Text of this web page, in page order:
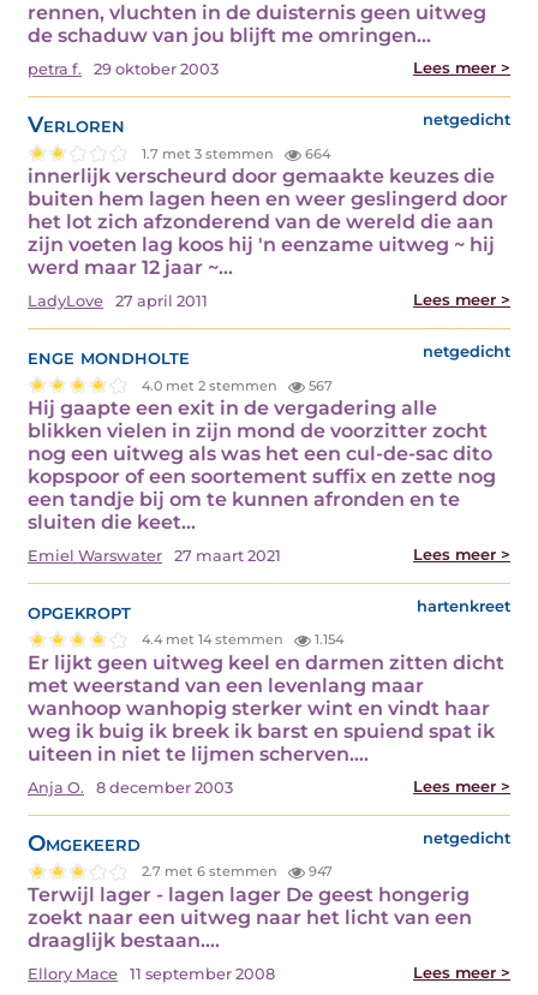
rennen, vluchten in de duisternis geen uitweg
de schaduw van jou blijft me omringen…
petra f. 29 oktober 2003 Lees meer >
Verloren netgedicht
1.7 met 3 stemmen 664
innerlijk verscheurd door gemaakte keuzes die
buiten hem lagen heen en weer geslingerd door
het lot zich afzonderend van de wereld die aan
zijn voeten lag koos hij 'n eenzame uitweg ~ hij
werd maar 12 jaar ~…
LadyLove 27 april 2011 Lees meer >
enge mondholte netgedicht
4.0 met 2 stemmen 567
Hij gaapte een exit in de vergadering alle
blikken vielen in zijn mond de voorzitter zocht
nog een uitweg als was het een cul-de-sac dito
kopspoor of een soortement suffix en zette nog
een tandje bij om te kunnen afronden en te
sluiten die keet…
Emiel Warswater 27 maart 2021 Lees meer >
opgekropt hartenkreet
4.4 met 14 stemmen 1.154
Er lijkt geen uitweg keel en darmen zitten dicht
met weerstand van een levenlang maar
wanhoop wanhopig sterker wint en vindt haar
weg ik buig ik breek ik barst en spuiend spat ik
uiteen in niet te lijmen scherven.…
Anja O. 8 december 2003 Lees meer >
Omgekeerd netgedicht
2.7 met 6 stemmen 947
Terwijl lager - lagen lager De geest hongerig
zoekt naar een uitweg naar het licht van een
draaglijk bestaan.…
Ellory Mace 11 september 2008 Lees meer >